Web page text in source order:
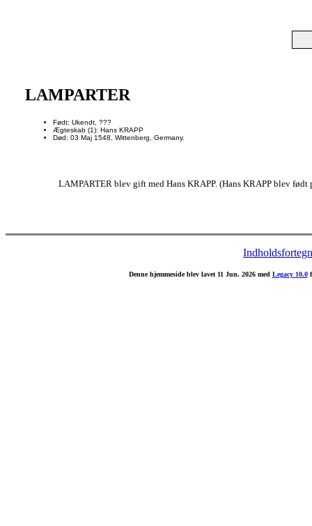
LAMPARTER
Født: Ukendt, ???
Ægteskab (1): Hans KRAPP
Død: 03 Maj 1548, Wittenberg, Germany.
LAMPARTER blev gift med Hans KRAPP. (Hans KRAPP blev
Denne hjemmeside blev lavet 11 Jun. 2026 med Legacy 10.0